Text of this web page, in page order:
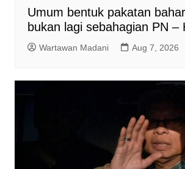
Umum bentuk pakatan
bukan lagi sebahagian PN –
Wartawan Madani Aug 7, 2026